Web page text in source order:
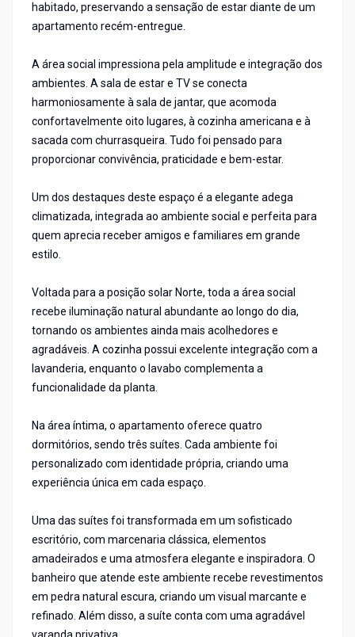
habitado, preservando a sensação de estar diante de um
apartamento recém-entregue.
A área social impressiona pela amplitude e integração dos
ambientes. A sala de estar e TV se conecta
harmoniosamente à sala de jantar, que acomoda
confortavelmente oito lugares, à cozinha americana e à
sacada com churrasqueira. Tudo foi pensado para
proporcionar convivência, praticidade e bem-estar.
Um dos destaques deste espaço é a elegante adega
climatizada, integrada ao ambiente social e perfeita para
quem aprecia receber amigos e familiares em grande
estilo.
Voltada para a posição solar Norte, toda a área social
recebe iluminação natural abundante ao longo do dia,
tornando os ambientes ainda mais acolhedores e
agradáveis. A cozinha possui excelente integração com a
lavanderia, enquanto o lavabo complementa a
funcionalidade da planta.
Na área íntima, o apartamento oferece quatro
dormitórios, sendo três suítes. Cada ambiente foi
personalizado com identidade própria, criando uma
experiência única em cada espaço.
Uma das suítes foi transformada em um sofisticado
escritório, com marcenaria clássica, elementos
amadeirados e uma atmosfera elegante e inspiradora. O
banheiro que atende este ambiente recebe revestimentos
em pedra natural escura, criando um visual marcante e
refinado. Além disso, a suíte conta com uma agradável